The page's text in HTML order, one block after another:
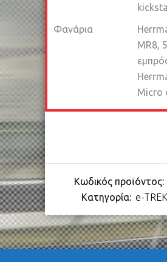
Φανάρια
MR8,
Micro
Κωδικός προϊόντος:
Κατηγορία: e-